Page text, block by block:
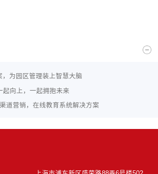
，为园区管理装上智慧大脑
起向上，一起拥抱未来
道营销，在线教育系统解决方案